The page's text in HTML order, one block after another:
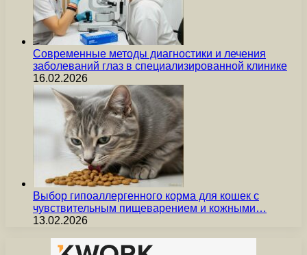
Современные методы диагностики и лечения
заболеваний глаз в специализированной клинике
16.02.2026
Выбор гипоаллергенного корма для кошек с
чувствительным пищеварением и кожными…
13.02.2026